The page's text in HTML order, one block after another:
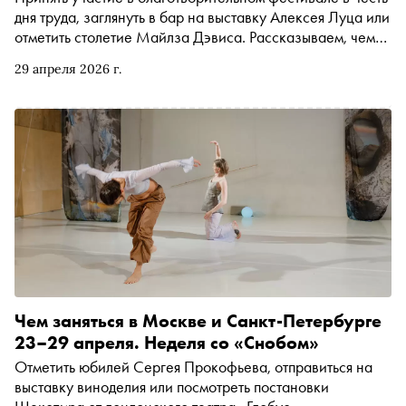
29 апреля 2026 г.
дня труда, заглянуть в бар на выставку Алексея Луца или
отметить столетие Майлза Дэвиса. Рассказываем, чем
Чем заняться в Москве и Санкт-Петербурге
23–29 апреля. Неделя со «Снобом»
Отметить юбилей Сергея Прокофьева, отправиться на
выставку виноделия или посмотреть постановки